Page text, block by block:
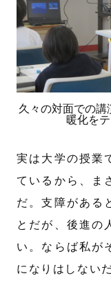
久々の対面での
暖化を
実は大学の授業
ているから、ま
だ。支障がある
とだが、後進の
い。ならば私が
になりはしない